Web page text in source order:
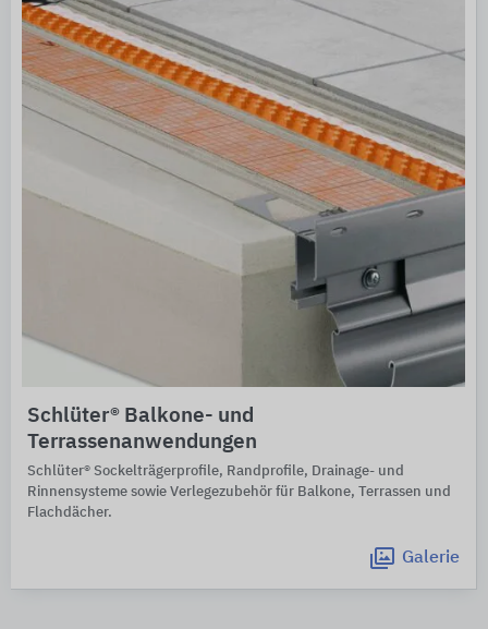
Schlüter® Balkone- und
Terrassenanwendungen
Schlüter® Sockelträgerprofile, Randprofile, Drainage- und
Rinnensysteme sowie Verlegezubehör für Balkone, Terrassen und
Flachdächer.
Galerie